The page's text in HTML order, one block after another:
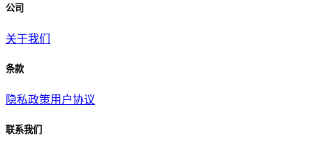
公司
关于我们
条款
隐私政策用户协议
联系我们